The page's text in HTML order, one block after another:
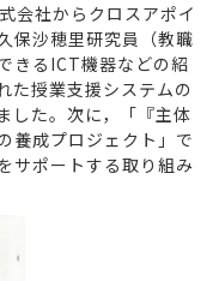
会社からクロスアポイ
保沙穂里研究員（教職
きるICT機器などの紹
た授業支援システムの
した。次に，「『主体
養成プロジェクト」で
サポートする取り組み